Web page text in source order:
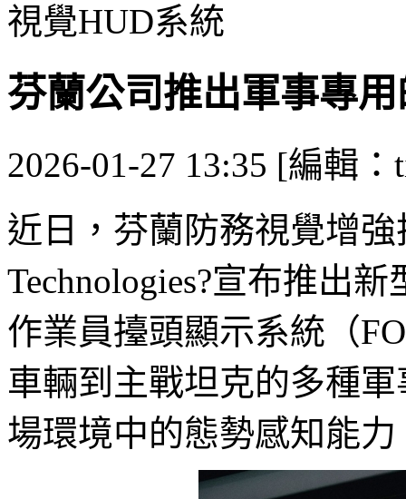
視覺HUD系統
芬蘭公司推出軍事專
2026-01-27 13:35 [編輯：
近日，芬蘭防務視覺增強
Technologies?宣布推出
作業員擡頭顯示系統（
車輛到主戰坦克的多種
場環境中的態勢感知能力